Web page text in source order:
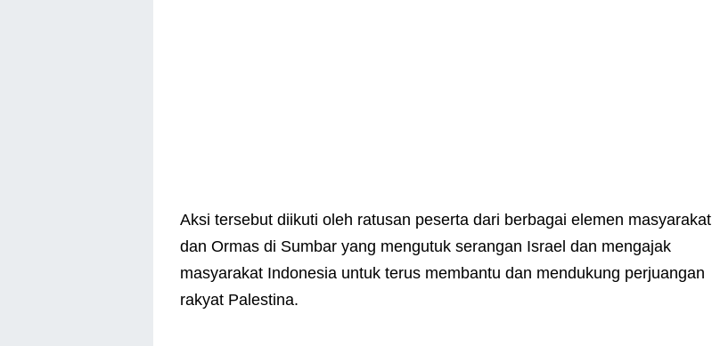
Aksi tersebut diikuti oleh ratusan peserta dari berbagai elemen masyarakat
dan Ormas di Sumbar yang mengutuk serangan Israel dan mengajak
masyarakat Indonesia untuk terus membantu dan mendukung perjuangan
rakyat Palestina.